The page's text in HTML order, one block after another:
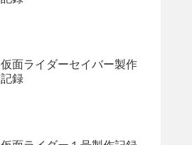
仮面ライダーセイバー製作
記録